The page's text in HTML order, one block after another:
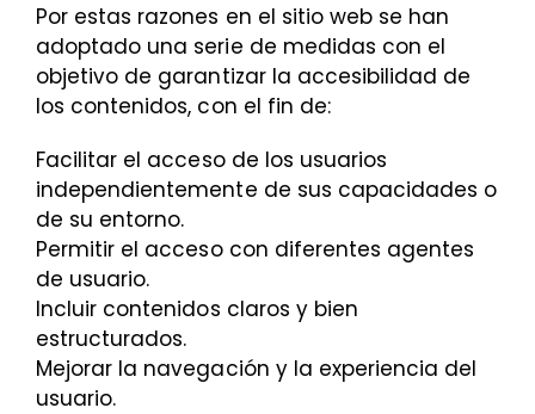
Por estas razones en el sitio web se han
adoptado una serie de medidas con el
objetivo de garantizar la accesibilidad de
los contenidos, con el fin de:
Facilitar el acceso de los usuarios
independientemente de sus capacidades o
de su entorno.
Permitir el acceso con diferentes agentes
de usuario.
Incluir contenidos claros y bien
estructurados.
Mejorar la navegación y la experiencia del
usuario.